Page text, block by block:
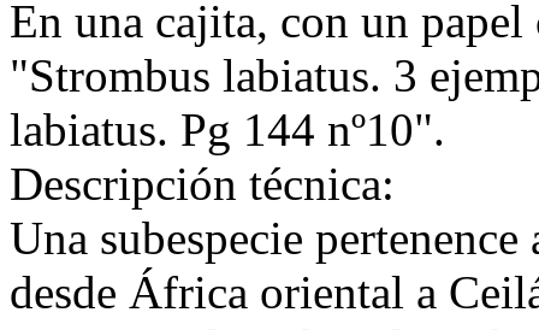
En una cajita, con un
"Strombus labiatus. 3
labiatus. Pg 144 nº10".
Descripción técnica:
Una subespecie
desde África oriental a